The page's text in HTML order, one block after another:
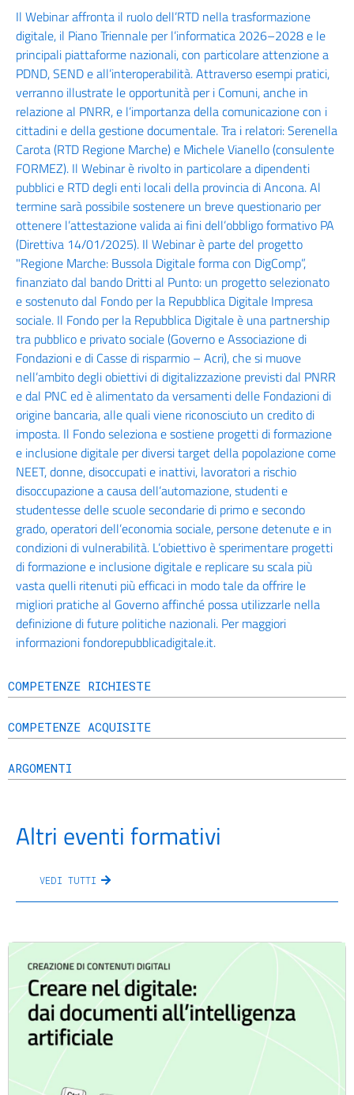
Il Webinar affronta il ruolo dell’RTD nella trasformazione
digitale, il Piano Triennale per l’informatica 2026–2028 e le
principali piattaforme nazionali, con particolare attenzione a
PDND, SEND e all’interoperabilità. Attraverso esempi pratici,
verranno illustrate le opportunità per i Comuni, anche in
relazione al PNRR, e l’importanza della comunicazione con i
cittadini e della gestione documentale. Tra i relatori: Serenella
Carota (RTD Regione Marche) e Michele Vianello (consulente
FORMEZ). Il Webinar è rivolto in particolare a dipendenti
pubblici e RTD degli enti locali della provincia di Ancona. Al
termine sarà possibile sostenere un breve questionario per
ottenere l’attestazione valida ai fini dell’obbligo formativo PA
(Direttiva 14/01/2025). Il Webinar è parte del progetto
"Regione Marche: Bussola Digitale forma con DigComp”,
finanziato dal bando Dritti al Punto: un progetto selezionato
e sostenuto dal Fondo per la Repubblica Digitale Impresa
sociale. Il Fondo per la Repubblica Digitale è una partnership
tra pubblico e privato sociale (Governo e Associazione di
Fondazioni e di Casse di risparmio – Acri), che si muove
nell’ambito degli obiettivi di digitalizzazione previsti dal PNRR
e dal PNC ed è alimentato da versamenti delle Fondazioni di
origine bancaria, alle quali viene riconosciuto un credito di
imposta. Il Fondo seleziona e sostiene progetti di formazione
e inclusione digitale per diversi target della popolazione come
NEET, donne, disoccupati e inattivi, lavoratori a rischio
disoccupazione a causa dell’automazione, studenti e
studentesse delle scuole secondarie di primo e secondo
grado, operatori dell’economia sociale, persone detenute e in
condizioni di vulnerabilità. L’obiettivo è sperimentare progetti
di formazione e inclusione digitale e replicare su scala più
vasta quelli ritenuti più efficaci in modo tale da offrire le
migliori pratiche al Governo affinché possa utilizzarle nella
definizione di future politiche nazionali. Per maggiori
informazioni fondorepubblicadigitale.it.
COMPETENZE RICHIESTE
COMPETENZE ACQUISITE
ARGOMENTI
Altri eventi formativi
VEDI TUTTI